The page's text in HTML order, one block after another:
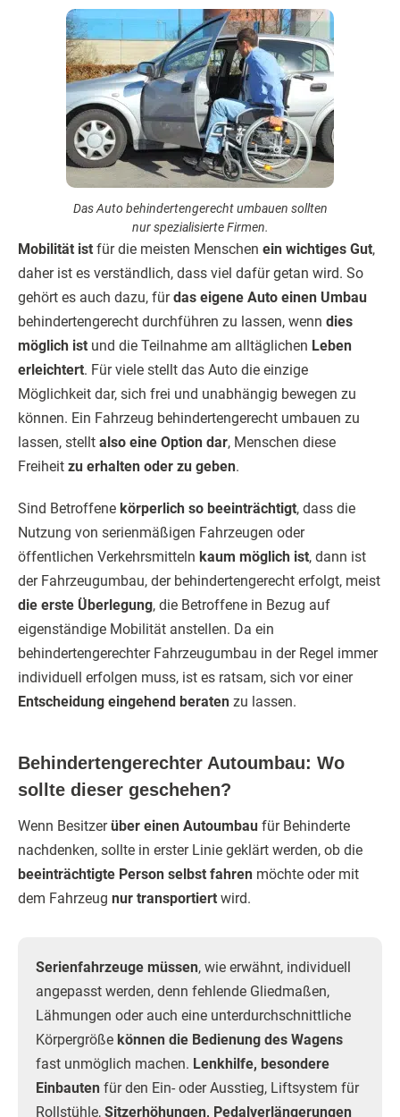
Das Auto behindertengerecht umbauen sollten
nur spezialisierte Firmen.
Mobilität ist für die meisten Menschen ein wichtiges Gut,
daher ist es verständlich, dass viel dafür getan wird. So
gehört es auch dazu, fürdas eigene Auto einen Umbau
behindertengerecht durchführen zu lassen, wenn dies
möglich ist und die Teilnahme am alltäglichen Leben
erleichtert. Für viele stellt das Auto die einzige
Möglichkeit dar, sich frei und unabhängig bewegen zu
können. Ein Fahrzeug behindertengerecht umbauen zu
lassen, stellt also eine Option dar, Menschen diese
Freiheit zu erhalten oder zu geben.
Sind Betroffene körperlich so beeinträchtigt, dass die
Nutzung von serienmäßigen Fahrzeugen oder
öffentlichen Verkehrsmitteln kaum möglich ist, dann ist
der Fahrzeugumbau, der behindertengerecht erfolgt, meist
die erste Überlegung, die Betroffene in Bezug auf
eigenständige Mobilität anstellen. Da ein
behindertengerechter Fahrzeugumbau in der Regel immer
individuell erfolgen muss, ist es ratsam, sich vor einer
Entscheidung eingehend beraten zu lassen.
Behindertengerechter Autoumbau: Wo
sollte dieser geschehen?
Wenn Besitzerüber einen Autoumbau für Behinderte
nachdenken, sollte in erster Linie geklärt werden, ob die
beeinträchtigte Person selbst fahren möchte oder mit
dem Fahrzeug nur transportiert wird.
Serienfahrzeuge müssen, wie erwähnt, individuell
angepasst werden, denn fehlende Gliedmaßen,
Lähmungen oder auch eine unterdurchschnittliche
Körpergröße können die Bedienung des Wagens
fast unmöglich machen. Lenkhilfe, besondere
Einbauten für den Ein- oder Ausstieg, Liftsystem für
Rollstühle, Sitzerhöhungen, Pedalverlängerungen